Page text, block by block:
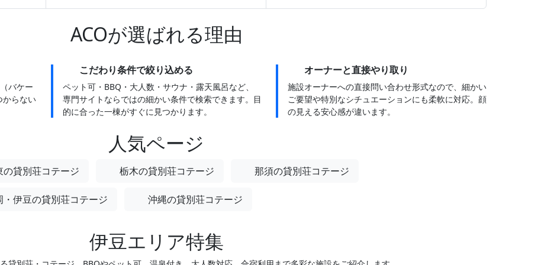
ACOが選ばれる理由
バケー
からない
こだわり条件で絞り込める
ペット可・BBQ・大人数・サウナ・露天風呂など、
専門サイトならではの細かい条件で検索できます。目
的に合った一棟がすぐに見つかります。
オーナーと直接やり取り
施設オーナーへの直接問い合わせ形式なので、細かい
ご要望や特別なシチュエーションにも柔軟に対応。顔
の見える安心感が違います。
人気ページ
の貸別荘コテージ 栃木の貸別荘コテージ 那須の貸別荘コテージ
・伊豆の貸別荘コテージ 沖縄の貸別荘コテージ
伊豆エリア特集